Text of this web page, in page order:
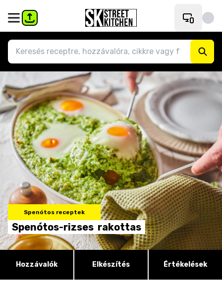
Spenótos receptek
Spenótos-rizses rakottas
Hozzávalók Elkészítés Értékelések